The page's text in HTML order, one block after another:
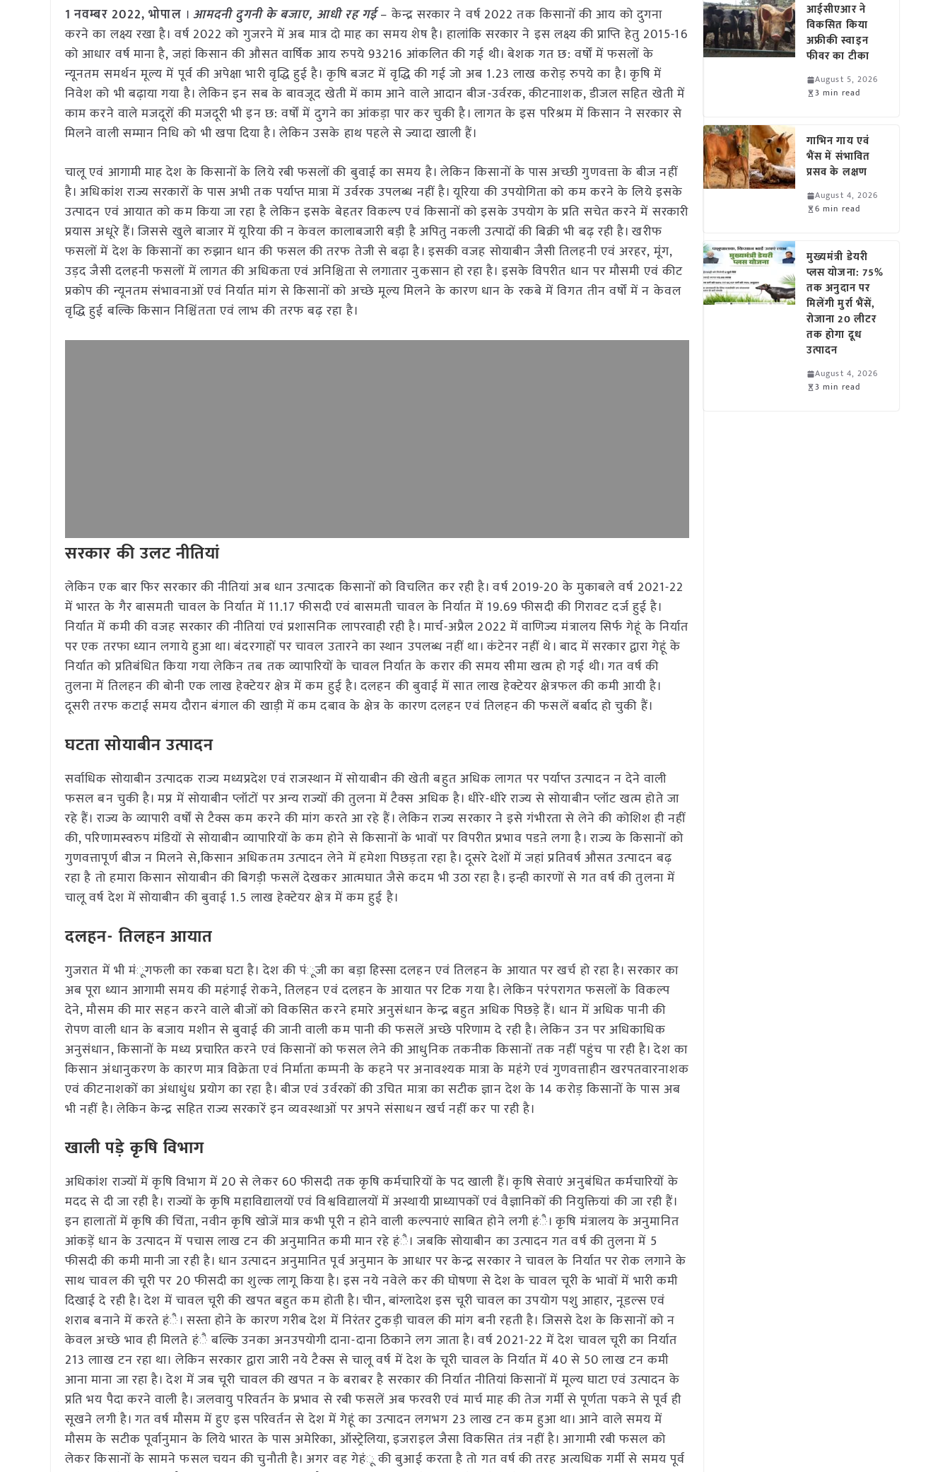
1 नवम्बर 2022,भोपाल । आमदनी दुगनी के बजाए, आधी रह गई– केन्द्र सरकार ने वर्ष 2022 तक किसानों की आय को दुगना
करने का लक्ष्य रखा है। वर्ष 2022 को गुजरने में अब मात्र दो माह का समय शेष है। हालांकि सरकार ने इस लक्ष्य की प्राप्ति हेतु 2015-16
को आधार वर्ष माना है, जहां किसान की औसत वार्षिक आय रुपये 93216 आंकलित की गई थी। बेशक गत छ: वर्षों में फसलों के
न्यूनतम समर्थन मूल्य में पूर्व की अपेक्षा भारी वृद्धि हुई है। कृषि बजट में वृद्धि की गई जो अब 1.23 लाख करोड़ रुपये का है। कृषि में
निवेश को भी बढ़ाया गया है। लेकिन इन सब के बावजूद खेती में काम आने वाले आदान बीज-उर्वरक, कीटनााशक, डीजल सहित खेती में
काम करने वाले मजदूरों की मजदूरी भी इन छ: वर्षों में दुगने का आंकड़ा पार कर चुकी है। लागत के इस परिश्रम में किसान ने सरकार से
मिलने वाली सम्मान निधि को भी खपा दिया है। लेकिन उसके हाथ पहले से ज्यादा खाली हैं।
चालू एवं आगामी माह देश के किसानों के लिये रबी फसलों की बुवाई का समय है। लेकिन किसानों के पास अच्छी गुणवत्ता के बीज नहीं
है। अधिकांश राज्य सरकारों के पास अभी तक पर्याप्त मात्रा में उर्वरक उपलब्ध नहीं है। यूरिया की उपयोगिता को कम करने के लिये इसके
उत्पादन एवं आयात को कम किया जा रहा है लेकिन इसके बेहतर विकल्प एवं किसानों को इसके उपयोग के प्रति सचेत करने में सरकारी
प्रयास अधूरे हैं। जिससे खुले बाजार में यूरिया की न केवल कालाबजारी बड़ी है अपितु नकली उत्पादों की बिक्री भी बढ़ रही है। खरीफ
फसलों में देश के किसानों का रुझान धान की फसल की तरफ तेजी से बढ़ा है। इसकी वजह सोयाबीन जैसी तिलहनी एवं अरहर, मूंग,
उड़द जैसी दलहनी फसलों में लागत की अधिकता एवं अनिश्चिता से लगातार नुकसान हो रहा है। इसके विपरीत धान पर मौसमी एवं कीट
प्रकोप की न्यूनतम संभावनाओं एवं निर्यात मांग से किसानों को अच्छे मूल्य मिलने के कारण धान के रकबे में विगत तीन वर्षों में न केवल
वृद्धि हुई बल्कि किसान निश्चिंतता एवं लाभ की तरफ बढ़ रहा है।
सरकार की उलट नीतियां
लेकिन एक बार फिर सरकार की नीतियां अब धान उत्पादक किसानों को विचलित कर रही है। वर्ष 2019-20 के मुकाबले वर्ष 2021-22
में भारत के गैर बासमती चावल के निर्यात में 11.17 फीसदी एवं बासमती चावल के निर्यात में 19.69 फीसदी की गिरावट दर्ज हुई है।
निर्यात में कमी की वजह सरकार की नीतियां एवं प्रशासनिक लापरवाही रही है। मार्च-अप्रैल 2022 में वाणिज्य मंत्रालय सिर्फ गेहूं के निर्यात
पर एक तरफा ध्यान लगाये हुआ था। बंदरगाहों पर चावल उतारने का स्थान उपलब्ध नहीं था। कंटेनर नहीं थे। बाद में सरकार द्वारा गेहूं के
निर्यात को प्रतिबंधित किया गया लेकिन तब तक व्यापारियों के चावल निर्यात के करार की समय सीमा खत्म हो गई थी। गत वर्ष की
तुलना में तिलहन की बोनी एक लाख हेक्टेयर क्षेत्र में कम हुई है। दलहन की बुवाई में सात लाख हेक्टेयर क्षेत्रफल की कमी आयी है।
दूसरी तरफ कटाई समय दौरान बंगाल की खाड़ी में कम दबाव के क्षेत्र के कारण दलहन एवं तिलहन की फसलें बर्बाद हो चुकी हैं।
घटता सोयाबीन उत्पादन
सर्वाधिक सोयाबीन उत्पादक राज्य मध्यप्रदेश एवं राजस्थान में सोयाबीन की खेती बहुत अधिक लागत पर पर्याप्त उत्पादन न देने वाली
फसल बन चुकी है। मप्र में सोयाबीन प्लॉटों पर अन्य राज्यों की तुलना में टैक्स अधिक है। धीरे-धीरे राज्य से सोयाबीन प्लॉट खत्म होते जा
रहे हैं। राज्य के व्यापारी वर्षों से टैक्स कम करने की मांग करते आ रहे हैं। लेकिन राज्य सरकार ने इसे गंभीरता से लेने की कोशिश ही नहीं
की, परिणामस्वरुप मंडियों से सोयाबीन व्यापारियों के कम होने से किसानों के भावों पर विपरीत प्रभाव पडऩे लगा है। राज्य के किसानों को
गुणवत्तापूर्ण बीज न मिलने से,किसान अधिकतम उत्पादन लेने में हमेशा पिछड़ता रहा है। दूसरे देशों में जहां प्रतिवर्ष औसत उत्पादन बढ़
रहा है तो हमारा किसान सोयाबीन की बिगड़ी फसलें देखकर आत्मघात जैसे कदम भी उठा रहा है। इन्ही कारणों से गत वर्ष की तुलना में
चालू वर्ष देश में सोयाबीन की बुवाई 1.5 लाख हेक्टेयर क्षेत्र में कम हुई है।
दलहन- तिलहन आयात
गुजरात में भी मंूगफली का रकबा घटा है। देश की पंूजी का बड़ा हिस्सा दलहन एवं तिलहन के आयात पर खर्च हो रहा है। सरकार का
अब पूरा ध्यान आगामी समय की महंगाई रोकने, तिलहन एवं दलहन के आयात पर टिक गया है। लेकिन परंपरागत फसलों के विकल्प
देने, मौसम की मार सहन करने वाले बीजों को विकसित करने हमारे अनुसंधान केन्द्र बहुत अधिक पिछड़े हैं। धान में अधिक पानी की
रोपण वाली धान के बजाय मशीन से बुवाई की जानी वाली कम पानी की फसलें अच्छे परिणाम दे रही है। लेकिन उन पर अधिकाधिक
अनुसंधान, किसानों के मध्य प्रचारित करने एवं किसानों को फसल लेने की आधुनिक तकनीक किसानों तक नहीं पहुंच पा रही है। देश का
किसान अंधानुकरण के कारण मात्र विक्रेता एवं निर्माता कम्पनी के कहने पर अनावश्यक मात्रा के महंगे एवं गुणवत्ताहीन खरपतवारनाशक
एवं कीटनाशकों का अंधाधुंध प्रयोग का रहा है। बीज एवं उर्वरकों की उचित मात्रा का सटीक ज्ञान देश के 14 करोड़ किसानों के पास अब
भी नहीं है। लेकिन केन्द्र सहित राज्य सरकारें इन व्यवस्थाओं पर अपने संसाधन खर्च नहीं कर पा रही है।
खाली पड़े कृषि विभाग
अधिकांश राज्यों में कृषि विभाग में 20 से लेकर 60 फीसदी तक कृषि कर्मचारियों के पद खाली हैं। कृषि सेवाएं अनुबंधित कर्मचारियों के
मदद से दी जा रही है। राज्यों के कृषि महाविद्यालयों एवं विश्वविद्यालयों में अस्थायी प्राध्यापकों एवं वैज्ञानिकों की नियुक्तियां की जा रही हैं।
इन हालातों में कृषि की चिंता, नवीन कृषि खोजें मात्र कभी पूरी न होने वाली कल्पनाएं साबित होने लगी हंै। कृषि मंत्रालय के अनुमानित
आंकड़ें धान के उत्पादन में पचास लाख टन की अनुमानित कमी मान रहे हंै। जबकि सोयाबीन का उत्पादन गत वर्ष की तुलना में 5
फीसदी की कमी मानी जा रही है। धान उत्पादन अनुमानित पूर्व अनुमान के आधार पर केन्द्र सरकार ने चावल के निर्यात पर रोक लगाने के
साथ चावल की चूरी पर 20 फीसदी का शुल्क लागू किया है। इस नये नवेले कर की घोषणा से देश के चावल चूरी के भावों में भारी कमी
दिखाई दे रही है। देश में चावल चूरी की खपत बहुत कम होती है। चीन, बांग्लादेश इस चूरी चावल का उपयोग पशु आहार, नूडल्स एवं
शराब बनाने में करते हंै। सस्ता होने के कारण गरीब देश में निरंतर टुकड़ी चावल की मांग बनी रहती है। जिससे देश के किसानों को न
केवल अच्छे भाव ही मिलते हंै बल्कि उनका अनउपयोगी दाना-दाना ठिकाने लग जाता है। वर्ष 2021-22 में देश चावल चूरी का निर्यात
213 लााख टन रहा था। लेकिन सरकार द्वारा जारी नये टैक्स से चालू वर्ष में देश के चूरी चावल के निर्यात में 40 से 50 लाख टन कमी
आना माना जा रहा है। देश में जब चूरी चावल की खपत न के बराबर है सरकार की निर्यात नीतियां किसानों में मूल्य घाटा एवं उत्पादन के
प्रति भय पैदा करने वाली है। जलवायु परिवर्तन के प्रभाव से रबी फसलें अब फरवरी एवं मार्च माह की तेज गर्मी से पूर्णता पकने से पूर्व ही
सूखने लगी है। गत वर्ष मौसम में हुए इस परिवर्तन से देश में गेहूं का उत्पादन लगभग 23 लाख टन कम हुआ था। आने वाले समय में
मौसम के सटीक पूर्वानुमान के लिये भारत के पास अमेरिका, ऑस्ट्रेलिया, इजराइल जैसा विकसित तंत्र नहीं है। आगामी रबी फसल को
लेकर किसानों के सामने फसल चयन की चुनौती है। अगर वह गेहंू की बुआई करता है तो गत वर्ष की तरह अत्यधिक गर्मी से समय पूर्व
आईसीएआर ने
विकसित किया
अफ्रीकी स्वाइन
फीवर का टीका
August 5, 2026
3 min read
गाभिन गाय एवं
भैंस में संभावित
प्रसव के लक्षण
August 4, 2026
6 min read
मुख्यमंत्री डेयरी
प्लस योजना: 75%
तक अनुदान पर
मिलेंगी मुर्रा भैंसें,
रोजाना 20 लीटर
तक होगा दूध
उत्पादन
August 4, 2026
3 min read